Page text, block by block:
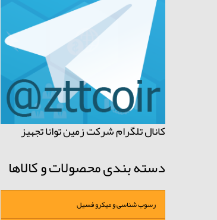
کانال تلگرام شرکت زمین توانا تجهیز
دسته بندی محصولات و کالاها
رسوب شناسی و میکرو فسیل